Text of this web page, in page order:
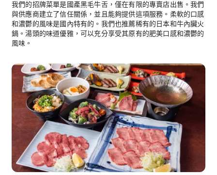
我們的招牌菜單是國產黑毛牛舌，僅在有限的專賣店出售。我們
與供應商建立了信任關係，並且能夠提供這項服務。柔軟的口感
和濃鬱的風味是國內特有的。我們也推薦稀有的日本和牛內臟火
鍋。湯頭的味道優雅，可以充分享受其原有的肥美口感和濃鬱的
風味。